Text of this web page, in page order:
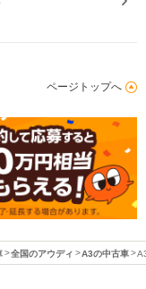
ページトップへ
全国のアウディ A3の中古車